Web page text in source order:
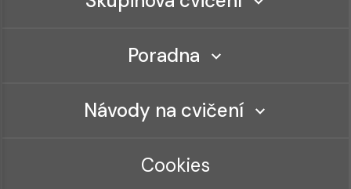
Poradna
Návody na cvičení
Cookies